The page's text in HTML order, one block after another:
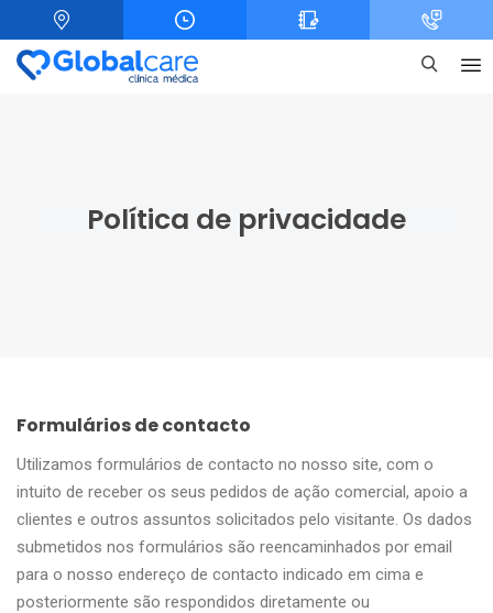
Política de privacidade
Formulários de contacto
Utilizamos formulários de contacto no nosso site, com o
intuito de receber os seus pedidos de ação comercial, apoio a
clientes e outros assuntos solicitados pelo visitante. Os dados
submetidos nos formulários são reencaminhados por email
para o nosso endereço de contacto indicado em cima e
posteriormente são respondidos diretamente ou